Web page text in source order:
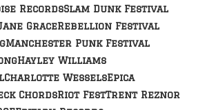
RecordsSlam Dunk Festival
GraceRebellion Festival
Manchester Punk Festival
Hayley Williams
Charlotte WesselsEpica
ChordsRiot FestTrent Reznor